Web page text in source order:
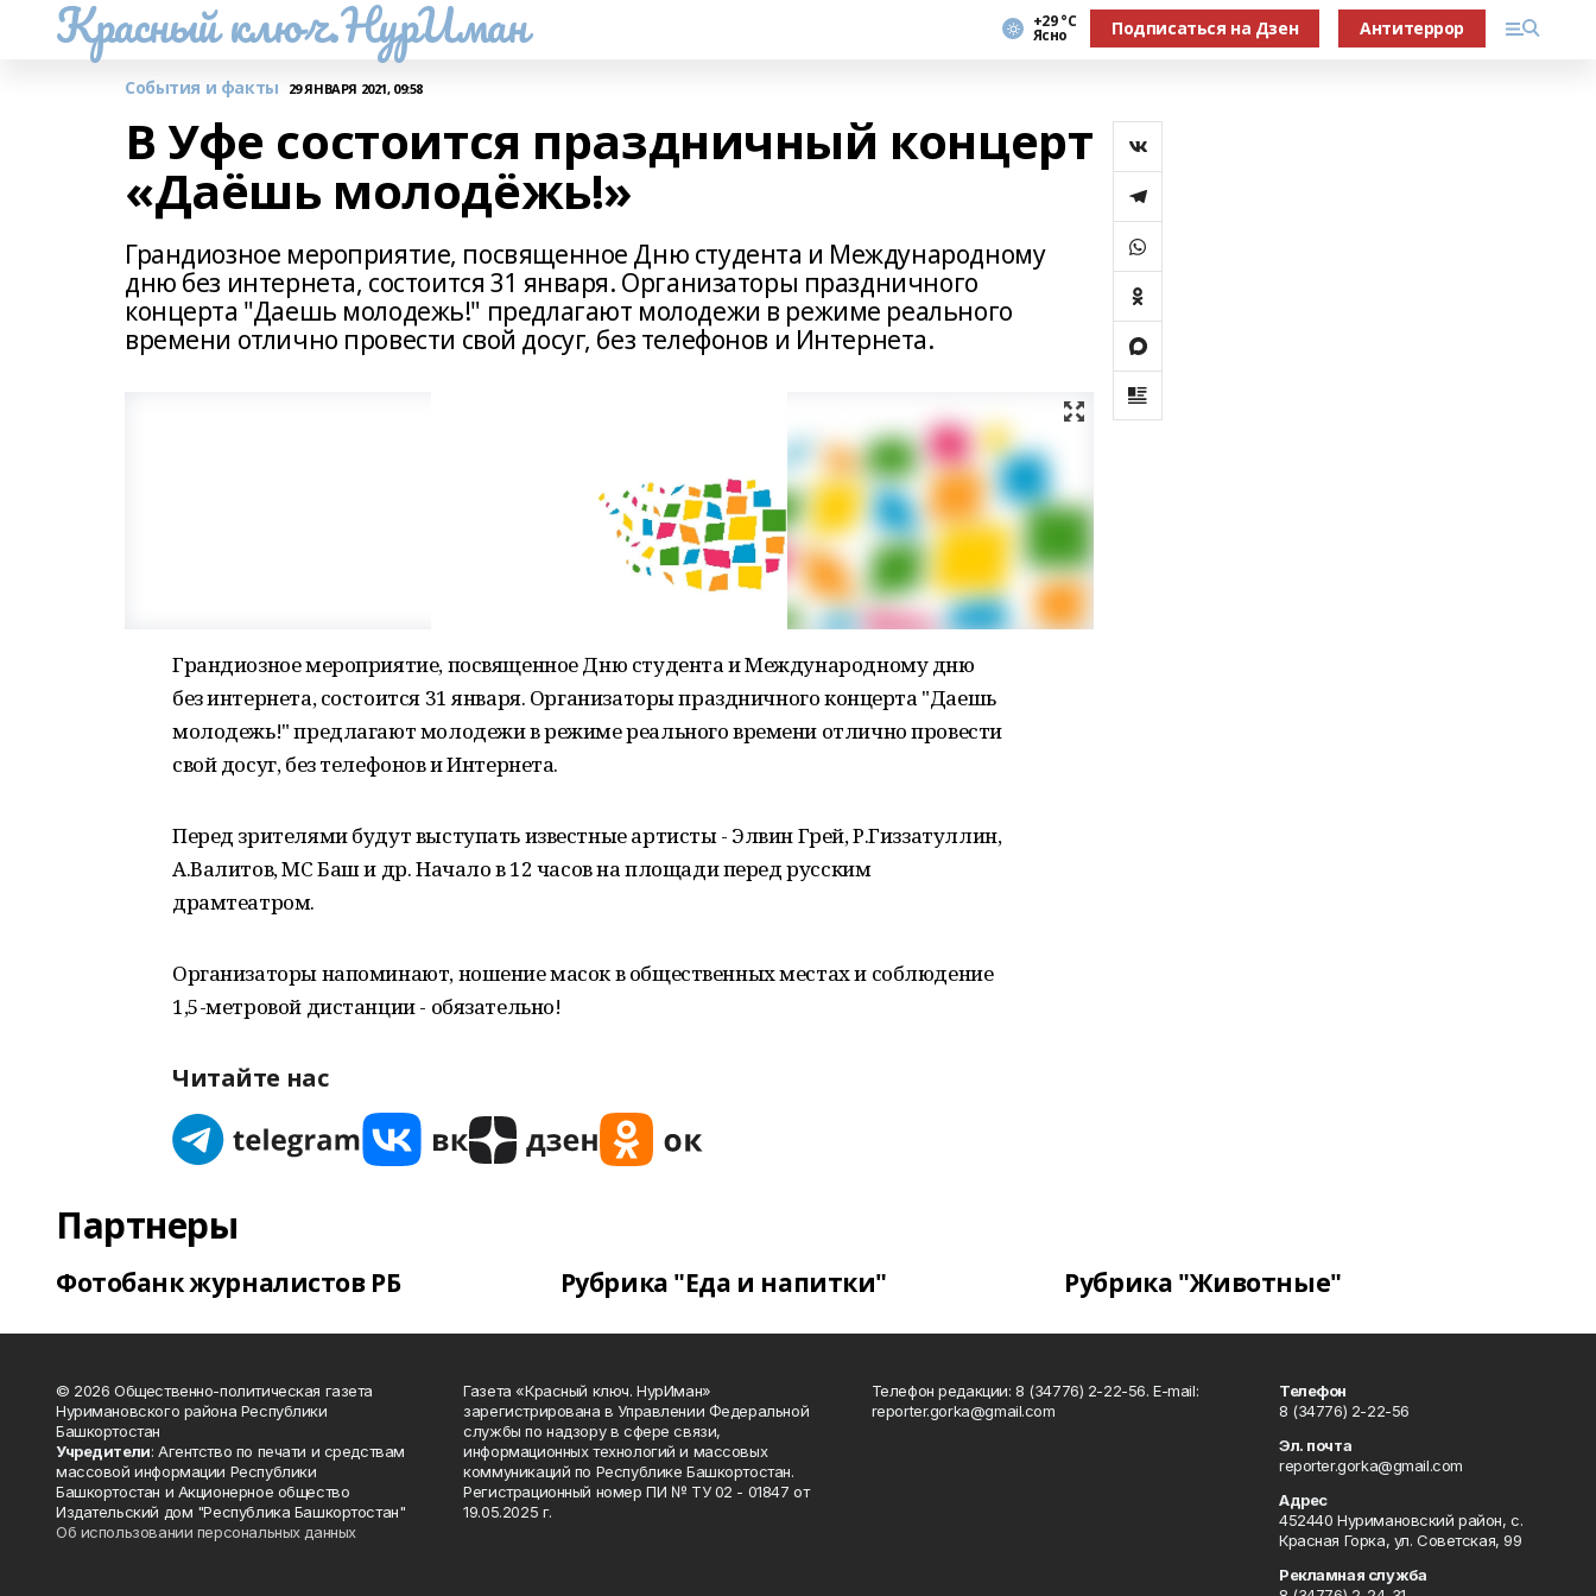
Красный ключ.НурИман +29 °С
Ясно Подписаться на Дзен Антитеррор
События и факты 29 ЯНВАРЯ 2021, 09:58
В Уфе состоится праздничный концерт
«Даёшь молодёжь!»
Грандиозное мероприятие, посвященное Дню студента и Международному
дню без интернета, состоится 31 января. Организаторы праздничного
концерта "Даешь молодежь!" предлагают молодежи в режиме реального
времени отлично провести свой досуг, без телефонов и Интернета.
Грандиозное мероприятие, посвященное Дню студента и Международному дню
без интернета, состоится 31 января. Организаторы праздничного концерта "Даешь
молодежь!" предлагают молодежи в режиме реального времени отлично провести
свой досуг, без телефонов и Интернета.
Перед зрителями будут выступать известные артисты - Элвин Грей, Р.Гиззатуллин,
А.Валитов, МС Баш и др. Начало в 12 часов на площади перед русским
драмтеатром.
Организаторы напоминают, ношение масок в общественных местах и соблюдение
1,5-метровой дистанции - обязательно!
Читайте нас
Партнеры
Фотобанк журналистов РБ Рубрика "Еда и напитки" Рубрика "Животные"
© 2026 Общественно-политическая газета
Нуримановского района Республики
Башкортостан
Учредители: Агентство по печати и средствам
массовой информации Республики
Башкортостан и Акционерное общество
Издательский дом "Республика Башкортостан"
Об использовании персональных данных
Газета «Красный ключ. НурИман»
зарегистрирована в Управлении Федеральной
службы по надзору в сфере связи,
информационных технологий и массовых
коммуникаций по Республике Башкортостан.
Регистрационный номер ПИ № ТУ 02 - 01847 от
19.05.2025 г.
Телефон редакции: 8 (34776) 2-22-56. E-mail:
reporter.gorka@gmail.com
Телефон
8 (34776) 2-22-56
Эл. почта
reporter.gorka@gmail.com
Адрес
452440 Нуримановский район, с.
Красная Горка, ул. Советская, 99
Рекламная служба